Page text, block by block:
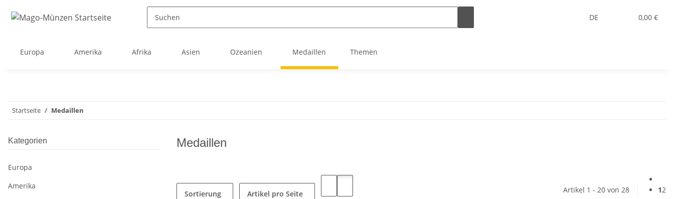
DE 0,00 €
Europa Amerika Afrika Asien Ozeanien Medaillen Themen
Startseite Medaillen
Medaillen
Sortierung Artikel pro Seite Artikel 1 - 20 von 28 12
Kategorien
Europa
Amerika